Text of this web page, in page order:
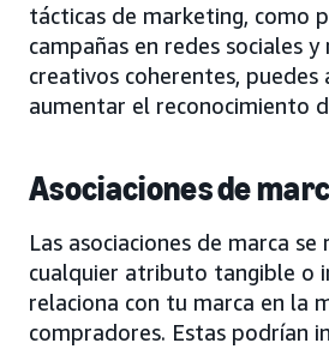
tácticas de marketing, como
campañas en redes sociales
creativos coherentes, puedes
aumentar el reconocimiento
Asociaciones de
Las asociaciones de marca se
cualquier atributo tangible o
relaciona con tu marca en la
compradores. Estas podrían